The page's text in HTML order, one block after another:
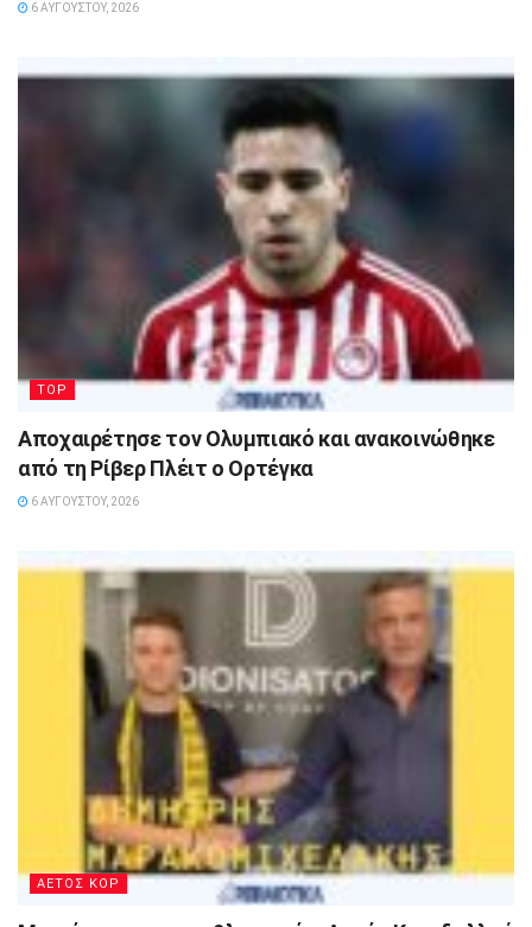
6 ΑΥΓΟΎΣΤΟΥ, 2026
TOP
Αποχαιρέτησε τον Ολυμπιακό και ανακοινώθηκε
από τη Ρίβερ Πλέιτ ο Ορτέγκα
6 ΑΥΓΟΎΣΤΟΥ, 2026
ΑΕΤΟΣ ΚΟΡ